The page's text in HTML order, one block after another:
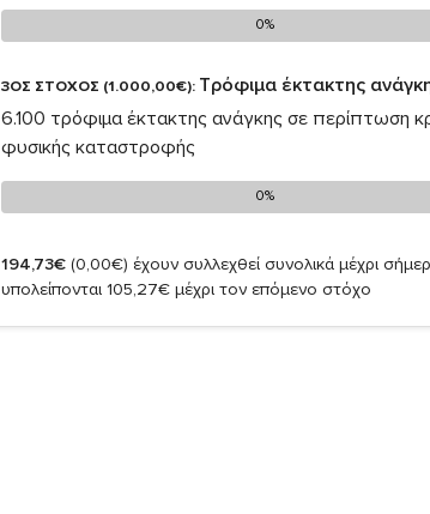
0%
0%
3ΟΣ ΣΤΟΧΟΣ (1.000,00€): Τρόφιμα έκτακτης
6.100 τρόφιμα έκτακτης ανάγκης σε περίπτωση
φυσικής καταστροφής
0%
0%
194,73€ (0,00€) έχουν συλλεχθεί συνολικά μέχρι
υπολείπονται 105,27€ μέχρι τον επόμενο στόχο